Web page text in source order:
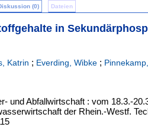
(0) Dateien
in
Katrin ; Everding, Wibke ;
und Abfallwirtschaft : vom 18.3.-
der Rhein.-Westf.